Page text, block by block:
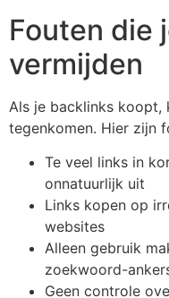
Fouten die
vermijden
Als je backlinks koopt,
tegenkomen. Hier zijn
Te veel links in
onnatuurlijk uit
Links kopen op
websites
Alleen gebruik
zoekwoord-
Geen controle